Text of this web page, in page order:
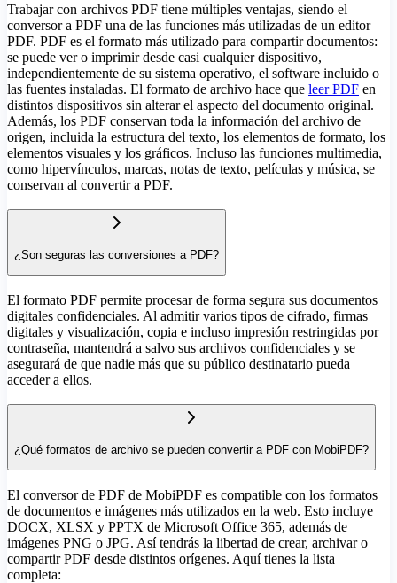
Trabajar con archivos PDF tiene múltiples ventajas, siendo el
conversor a PDF una de las funciones más utilizadas de un editor
PDF. PDF es el formato más utilizado para compartir documentos:
se puede ver o imprimir desde casi cualquier dispositivo,
independientemente de su sistema operativo, el software incluido o
las fuentes instaladas. El formato de archivo hace que leer PDF en
distintos dispositivos sin alterar el aspecto del documento original.
Además, los PDF conservan toda la información del archivo de
origen, incluida la estructura del texto, los elementos de formato, los
elementos visuales y los gráficos. Incluso las funciones multimedia,
como hipervínculos, marcas, notas de texto, películas y música, se
conservan al convertir a PDF.
¿Son seguras las conversiones a PDF?
El formato PDF permite procesar de forma segura sus documentos
digitales confidenciales. Al admitir varios tipos de cifrado, firmas
digitales y visualización, copia e incluso impresión restringidas por
contraseña, mantendrá a salvo sus archivos confidenciales y se
asegurará de que nadie más que su público destinatario pueda
acceder a ellos.
¿Qué formatos de archivo se pueden convertir a PDF con MobiPDF?
El conversor de PDF de MobiPDF es compatible con los formatos
de documentos e imágenes más utilizados en la web. Esto incluye
DOCX, XLSX y PPTX de Microsoft Office 365, además de
imágenes PNG o JPG. Así tendrás la libertad de crear, archivar o
compartir PDF desde distintos orígenes. Aquí tienes la lista
completa: